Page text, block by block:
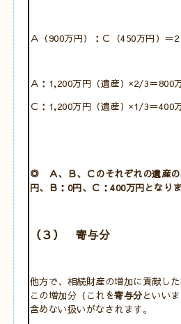
Ａ（900万円）：Ｃ（450万円）＝2
Ａ：1,200万円（遺産）×2/3＝800
Ｃ：1,200万円（遺産）×1/3＝400
◎
Ａ、Ｂ、Ｃのそれぞれの遺産
円、Ｂ：0円、Ｃ：400万円となりま
（３） 寄与分
他方で、相続財産の増加に貢献した
この増加分（これを寄与分といい
含めない扱いがなされます。